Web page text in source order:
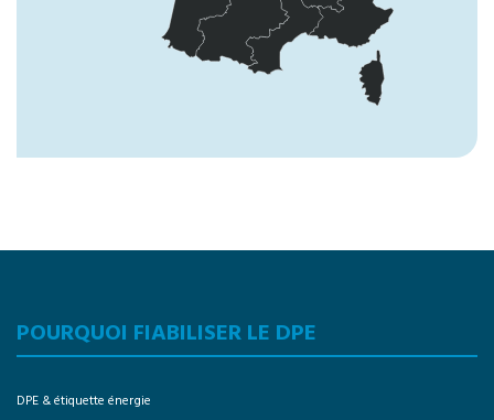
POURQUOI FIABILISER LE DPE
DPE & étiquette énergie